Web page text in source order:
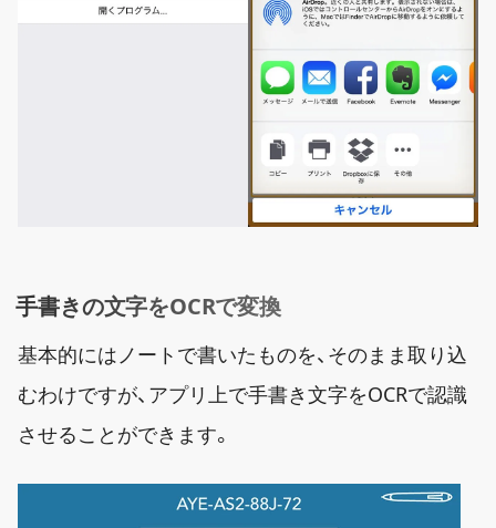
手書きの文字をOCRで変換
基本的にはノートで書いたものを、そのまま取り込
むわけですが、アプリ上で手書き文字をOCRで認識
させることができます。